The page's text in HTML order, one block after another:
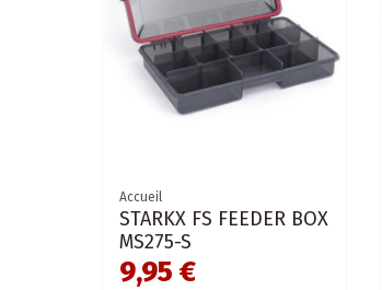
Accueil
STARKX FS FEEDER BOX
MS275-S
9,95 €